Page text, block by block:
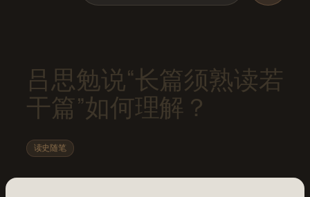
吕思勉说“长篇须熟读若
干篇”如何理解？
读史随笔